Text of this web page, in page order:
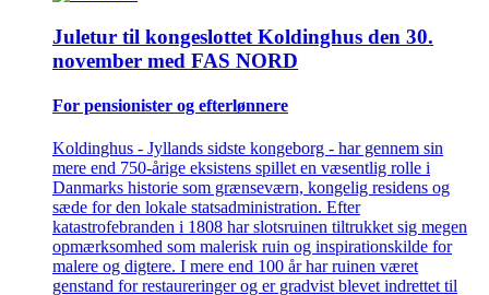
Juletur til kongeslottet Koldinghus den 30.
november med FAS NORD
For pensionister og efterlønnere
Koldinghus - Jyllands sidste kongeborg - har gennem sin
mere end 750-årige eksistens spillet en væsentlig rolle i
Danmarks historie som grænseværn, kongelig residens og
sæde for den lokale statsadministration. Efter
katastrofebranden i 1808 har slotsruinen tiltrukket sig megen
opmærksomhed som malerisk ruin og inspirationskilde for
malere og digtere. I mere end 100 år har ruinen været
genstand for restaureringer og er gradvist blevet indrettet til